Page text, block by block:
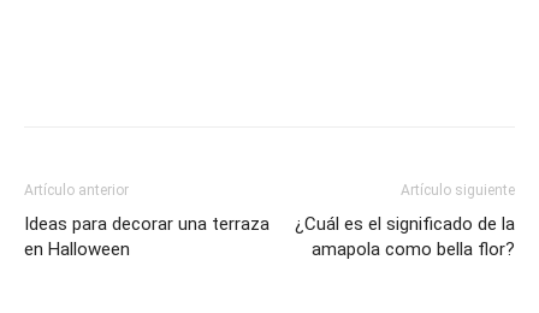
Artículo anterior
Ideas para decorar una terraza
en Halloween
Artículo siguiente
¿Cuál es el significado de la
amapola como bella flor?